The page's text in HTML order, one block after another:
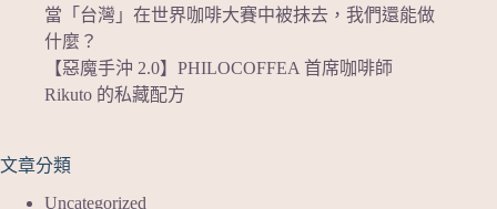
當「台灣」在世界咖啡大賽中被抹去，我們還能做
什麼？
【惡魔手沖 2.0】PHILOCOFFEA 首席咖啡師
Rikuto 的私藏配方
文章分類
Uncategorized